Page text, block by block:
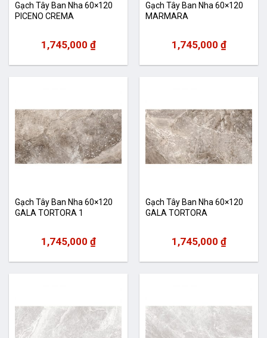
Gạch Tây Ban Nha 60×120
PICENO CREMA
1,745,000 ₫
Gạch Tây Ban Nha 60×120
MARMARA
1,745,000 ₫
Gạch Tây Ban Nha 60×120
GALA TORTORA 1
1,745,000 ₫
Gạch Tây Ban Nha 60×120
GALA TORTORA
1,745,000 ₫